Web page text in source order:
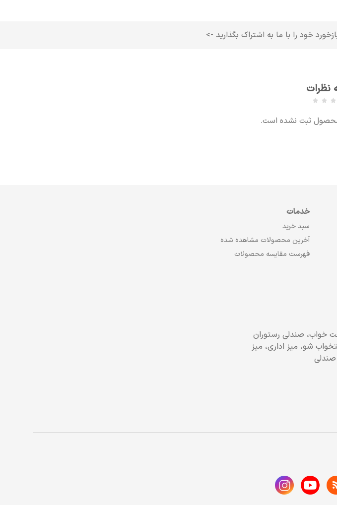
خود را با ما به اشتراک بگذارید ->
نظرات
ثبت نشده است.
خدمات
سبد خرید
آخرین محصولات مشاهده شده
فهرست مقایسه محصولات
خواب، صندلی رستوران
شو، میز اداری، میز